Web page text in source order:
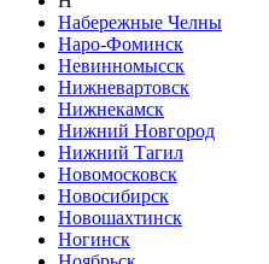
Набережные Челны
Наро-Фоминск
Невинномысск
Нижневартовск
Нижнекамск
Нижний Новгород
Нижний Тагил
Новомосковск
Новосибирск
Новошахтинск
Ногинск